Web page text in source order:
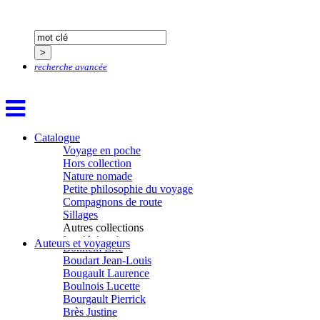
recherche avancée
Catalogue
Voyage en poche
Hors collection
Nature nomade
Petite philosophie du voyage
Compagnons de route
Sillages
Autres collections
La clé des champs
Chemins d’étoiles
Visions
Auteurs et voyageurs
Bellanger Marc
Bellec Hervé
Benestar Géraldine
Billard Yannick
Blanchet Anne-Lise
Bluntzer Christophe
Bobin Mathieu
Boch Anne-Laure
Boch Julie
Boclet-Weller Robin
Boillot Henri
Bonnem Éric
Boudart Jean-Louis
Bougault Laurence
Boulnois Lucette
Bourgault Pierrick
Brès Justine